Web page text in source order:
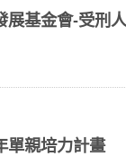
展基金會-受刑
單親培力計畫